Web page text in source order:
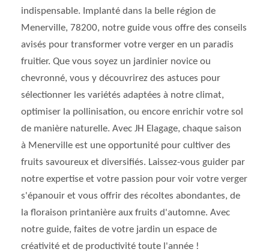
indispensable. Implanté dans la belle région de
Menerville, 78200, notre guide vous offre des conseils
avisés pour transformer votre verger en un paradis
fruitier. Que vous soyez un jardinier novice ou
chevronné, vous y découvrirez des astuces pour
sélectionner les variétés adaptées à notre climat,
optimiser la pollinisation, ou encore enrichir votre sol
de manière naturelle. Avec JH Elagage, chaque saison
à Menerville est une opportunité pour cultiver des
fruits savoureux et diversifiés. Laissez-vous guider par
notre expertise et votre passion pour voir votre verger
s'épanouir et vous offrir des récoltes abondantes, de
la floraison printanière aux fruits d'automne. Avec
notre guide, faites de votre jardin un espace de
créativité et de productivité toute l'année !